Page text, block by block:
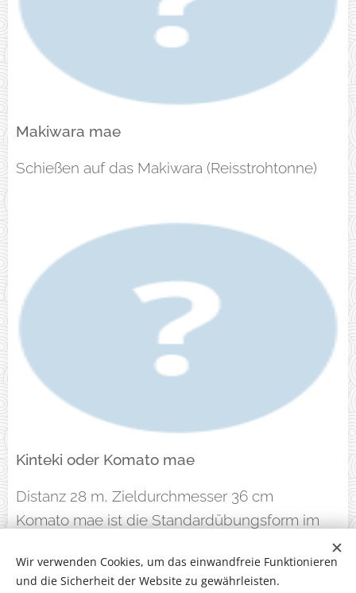
Makiwara mae
Schießen auf das Makiwara (Reisstrohtonne)
Kinteki oder Komato mae
Distanz 28 m, Zieldurchmesser 36 cm
Komato mae ist die Standardübungsform im
Wir verwenden Cookies, um das einwandfreie Funktionieren
und die Sicherheit der Website zu gewährleisten.